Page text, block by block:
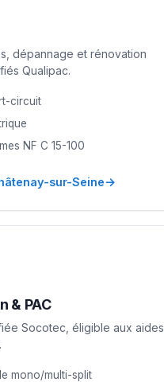
dépannage et rénovation
Qualipac.
circuit
NF C 15-100
sur-Seine→
& PAC
Socotec, éligible aux aides
mono/multi-split